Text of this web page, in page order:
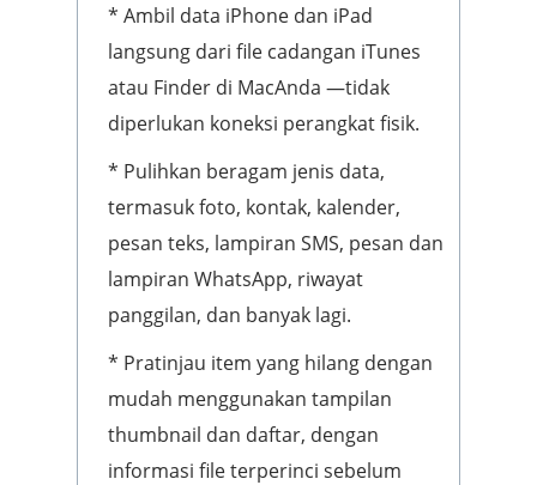
* Ambil data iPhone dan iPad
langsung dari file cadangan iTunes
atau Finder di MacAnda —tidak
diperlukan koneksi perangkat fisik.
* Pulihkan beragam jenis data,
termasuk foto, kontak, kalender,
pesan teks, lampiran SMS, pesan dan
lampiran WhatsApp, riwayat
panggilan, dan banyak lagi.
* Pratinjau item yang hilang dengan
mudah menggunakan tampilan
thumbnail dan daftar, dengan
informasi file terperinci sebelum